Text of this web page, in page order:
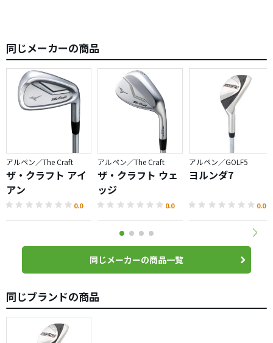
避けましょう。
なお、このボールは1スリーブ(3個)単位で買えますが、4ス
リーブごとに割引されます。色の組み合わせは自由なので、
4スリーブとも違う色で買ってもOKなのは嬉しいですね。
同じメーカーの商品
アルペン／The Craft
ザ・クラフト アイ
アン
0.0
アルペン／The Craft
ザ・クラフト ウェ
ッジ
0.0
アルペン／GOLF5
ヨルンダ7
0.0
同じメーカーの商品一覧
同じブランドの商品